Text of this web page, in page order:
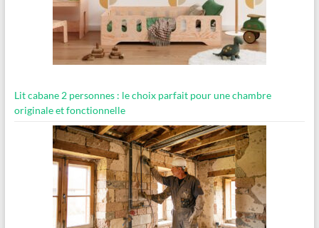
Lit cabane 2 personnes : le choix parfait pour une chambre
originale et fonctionnelle